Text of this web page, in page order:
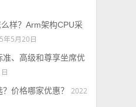
样？Arm架构CPU采
年5月20日
准、高级和尊享坐席优
价格哪家优惠？
2022